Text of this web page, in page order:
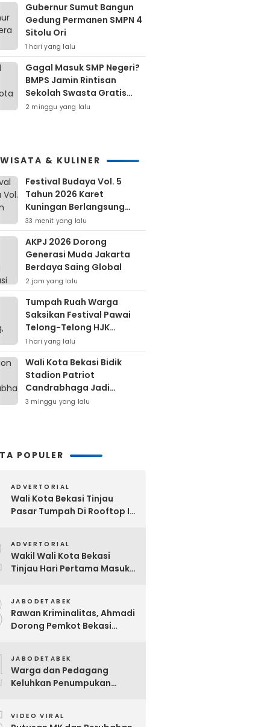
Gubernur Sumut Bangun
Gedung Permanen SMPN 4
Sitolu Ori
1 hari yang lalu
Gagal Masuk SMP Negeri?
BMPS Jamin Rintisan
Sekolah Swasta Gratis
Untuk Masyarakat Kota
2 minggu yang lalu
& KULINER
Festival Budaya Vol. 5
Tahun 2026 Karet
Kuningan Berlangsung
Meriah
33 menit yang lalu
AKPJ 2026 Dorong
Generasi Muda Jakarta
Berdaya Saing Global
2 jam yang lalu
Tumpah Ruah Warga
Saksikan Festival Pawai
Telong-Telong HJK
Padang ke-357
1 hari yang lalu
Wali Kota Bekasi Bidik
Stadion Patriot
Candrabhaga Jadi
Kawasan Sport City Dan
3 minggu yang lalu
POPULER
ADVERTORIAL
Wali Kota Bekasi Tinjau
Pasar Tumpah Di Rooftop I
Disiapkan Bertahap
ADVERTORIAL
Wakil Wali Kota Bekasi
Tinjau Hari Pertama Masuk
Ajaran Baru 2026
JABODETABEK
Rawan Kriminalitas, Ahmadi
Dorong Pemkot Bekasi
JABODETABEK
Warga dan Pedagang
Keluhkan Penumpukan
VIDEO VIRAL